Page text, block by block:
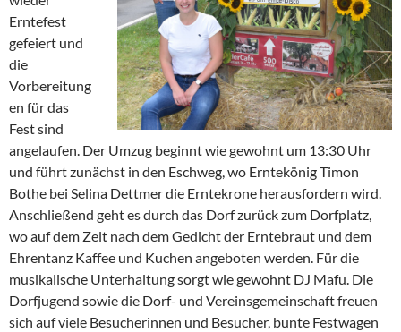
Erntefest
gefeiert und
die
Vorbereitung
en für das
Fest sind
angelaufen. Der Umzug beginnt wie gewohnt um 13:30 Uhr
und führt zunächst in den Eschweg, wo Erntekönig Timon
Bothe bei Selina Dettmer die Erntekrone herausfordern wird.
Anschließend geht es durch das Dorf zurück zum Dorfplatz,
wo auf dem Zelt nach dem Gedicht der Erntebraut und dem
Ehrentanz Kaffee und Kuchen angeboten werden. Für die
musikalische Unterhaltung sorgt wie gewohnt DJ Mafu. Die
Dorfjugend sowie die Dorf- und Vereinsgemeinschaft freuen
sich auf viele Besucherinnen und Besucher, bunte Festwagen